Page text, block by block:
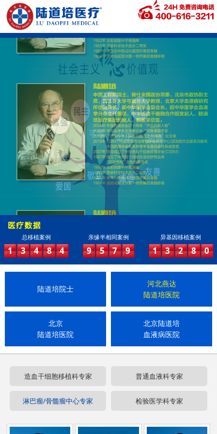
总移植案例
1 3 4 8 4
亲缘半相同案例
9 5 7 9
异基因移植案例
1 3 2 8 0
陆道培院士
河北燕达
陆道培医院
北京
陆道培医院
北京陆道培
血液病医院
造血干细胞移植科专家 普通血液科专家
淋巴瘤/骨髓瘤中心专家 检验医学科专家